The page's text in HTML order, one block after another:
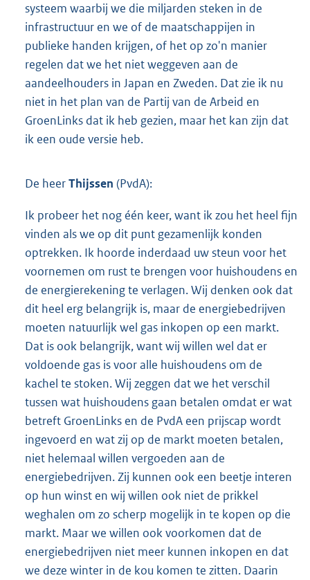
systeem waarbij we die miljarden steken in de
infrastructuur en we of de maatschappijen in
publieke handen krijgen, of het op zo'n manier
regelen dat we het niet weggeven aan de
aandeelhouders in Japan en Zweden. Dat zie ik nu
niet in het plan van de Partij van de Arbeid en
GroenLinks dat ik heb gezien, maar het kan zijn dat
ik een oude versie heb.
De heerThijssen (PvdA):
Ik probeer het nog één keer, want ik zou het heel fijn
vinden als we op dit punt gezamenlijk konden
optrekken. Ik hoorde inderdaad uw steun voor het
voornemen om rust te brengen voor huishoudens en
de energierekening te verlagen. Wij denken ook dat
dit heel erg belangrijk is, maar de energiebedrijven
moeten natuurlijk wel gas inkopen op een markt.
Dat is ook belangrijk, want wij willen wel dat er
voldoende gas is voor alle huishoudens om de
kachel te stoken. Wij zeggen dat we het verschil
tussen wat huishoudens gaan betalen omdat er wat
betreft GroenLinks en de PvdA een prijscap wordt
ingevoerd en wat zij op de markt moeten betalen,
niet helemaal willen vergoeden aan de
energiebedrijven. Zij kunnen ook een beetje interen
op hun winst en wij willen ook niet de prikkel
weghalen om zo scherp mogelijk in te kopen op die
markt. Maar we willen ook voorkomen dat de
energiebedrijven niet meer kunnen inkopen en dat
we deze winter in de kou komen te zitten. Daarin